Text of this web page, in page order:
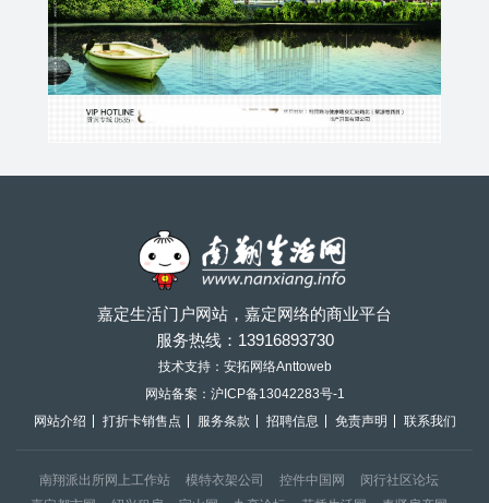
嘉定生活门户网站，嘉定网络的商业平台
服务热线： 13916893730
技术支持：安拓网络Anttoweb
网站备案： 沪ICP备13042283号-1
网站介绍
打折卡销售点 服务条款 招聘信息 免责声明 联系我们
南翔派出所网上工作站 模特衣架公司 控件中国网
闵行社区论坛